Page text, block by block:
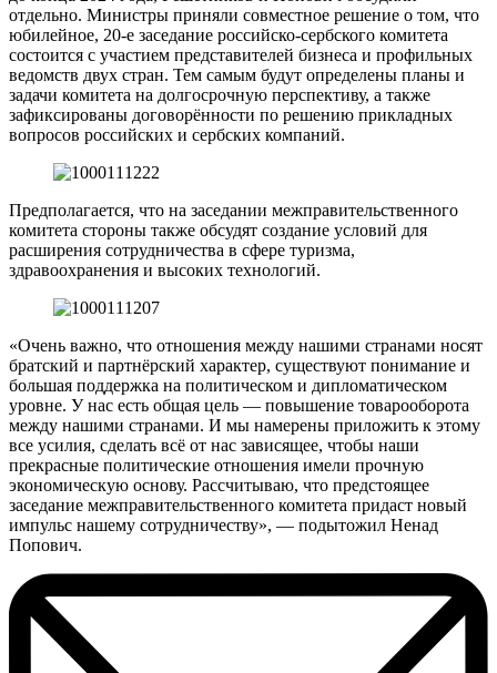
отдельно. Министры приняли совместное решение о том, что
юбилейное, 20-е заседание российско-сербского комитета
состоится с участием представителей бизнеса и профильных
ведомств двух стран. Тем самым будут определены планы и
задачи комитета на долгосрочную перспективу, а также
зафиксированы договорённости по решению прикладных
вопросов российских и сербских компаний.
Предполагается, что на заседании межправительственного
комитета стороны также обсудят создание условий для
расширения сотрудничества в сфере туризма,
здравоохранения и высоких технологий.
«Очень важно, что отношения между нашими странами носят
братский и партнёрский характер, существуют понимание и
большая поддержка на политическом и дипломатическом
уровне. У нас есть общая цель — повышение товарооборота
между нашими странами. И мы намерены приложить к этому
все усилия, сделать всё от нас зависящее, чтобы наши
прекрасные политические отношения имели прочную
экономическую основу. Рассчитываю, что предстоящее
заседание межправительственного комитета придаст новый
импульс нашему сотрудничеству», — подытожил Ненад
Попович.